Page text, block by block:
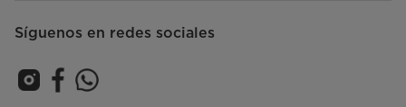
Síguenos en redes sociales